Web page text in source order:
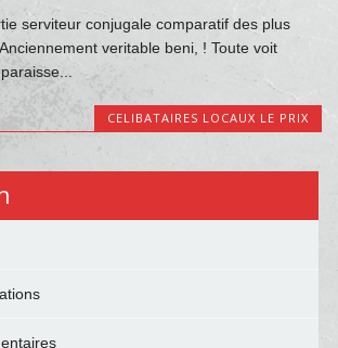
serviteur conjugale comparatif des plus
veritable beni, ! Toute voit
CELIBATAIRES LOCAUX LE PRIX